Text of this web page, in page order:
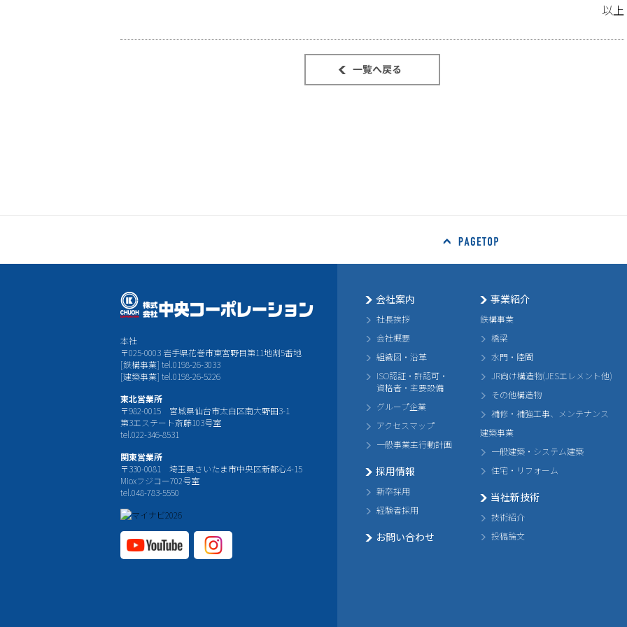
以上
本社
〒025-0003 岩手県花巻市東宮野目第11地割5番地
[鉄構事業] tel.0198-26-3033
[建築事業] tel.0198-26-5226
東北営業所
〒982-0015 宮城県仙台市太白区南大野田3-1
第3エステート斎藤103号室
tel.022-346-8531
関東営業所
〒330-0081 埼玉県さいたま市中央区新都心4-15
Mioxフジコー702号室
tel.048-783-5550
会社案内
社長挨拶
会社概要
組織図・沿革
ISO認証・許認可・
資格者・主要設備
グループ企業
アクセスマップ
一般事業主行動計画
採用情報
新卒採用
経験者採用
お問い合わせ
事業紹介
鉄構事業
橋梁
水門・陸閘
JR向け構造物(JESエレメント他)
その他構造物
補修・補強工事、メンテナンス
建築事業
一般建築・システム建築
住宅・リフォーム
当社新技術
技術紹介
投稿論文